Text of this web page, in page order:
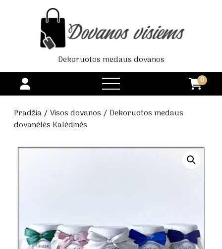
Dekoruotos medaus dovanos
open
menu
0
Pradžia/Visos dovanos / Dekoruotos medaus
dovanėlės Kalėdinės